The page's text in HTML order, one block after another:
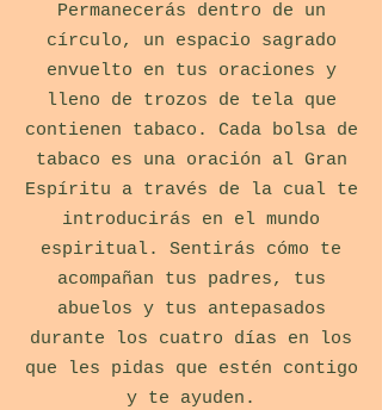
Permanecerás dentro de un
círculo, un espacio sagrado
envuelto en tus oraciones y
lleno de trozos de tela que
contienen tabaco. Cada bolsa de
tabaco es una oración al Gran
Espíritu a través de la cual te
introducirás en el mundo
espiritual. Sentirás cómo te
acompañan tus padres, tus
abuelos y tus antepasados
durante los cuatro días en los
que les pidas que estén contigo
y te ayuden.